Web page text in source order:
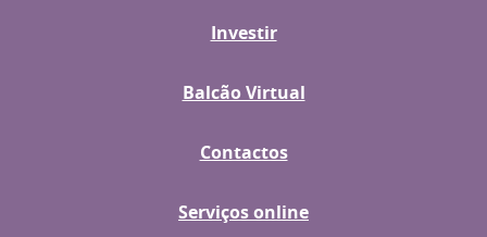
Investir
Balcão Virtual
Contactos
Serviços online